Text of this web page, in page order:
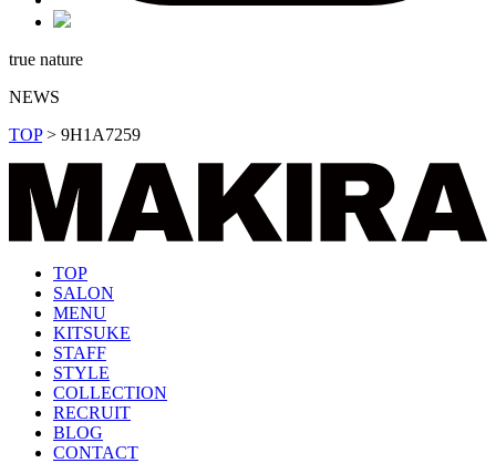
true nature
NEWS
TOP> 9H1A7259
TOP
SALON
MENU
KITSUKE
STAFF
STYLE
COLLECTION
RECRUIT
BLOG
CONTACT